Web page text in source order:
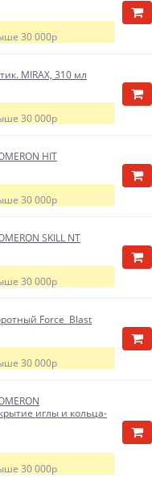
30 000р
MIRAX, 310 мл
30 000р
HIT
30 000р
SKILL NT
30 000р
Force Blast
30 000р
иглы и кольца-
30 000р